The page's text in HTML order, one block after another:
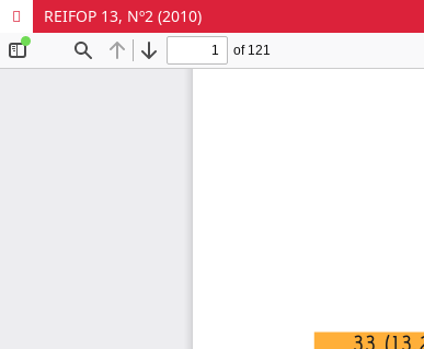
REIFOP 13, Nº2 (2010)